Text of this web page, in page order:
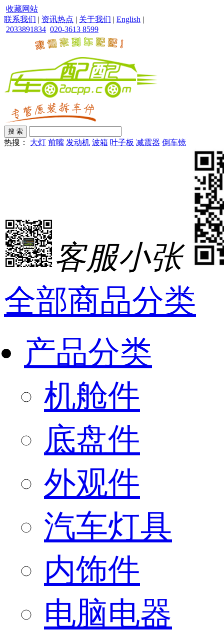
收藏网站
联系我们 | 资讯热点 | 关于我们 | English |
2033891834 020-3613 8599
热搜： 大灯 前嘴 发动机 波箱 叶子板 减震器 倒车镜
客服小张
全部商品分类
产品分类
机舱件
底盘件
外观件
汽车灯具
内饰件
电脑电器